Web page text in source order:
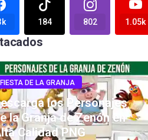
184 802 1.05k
FIESTA DE LA GRANJA
los Personajes
la Granja de Zenón en
Calidad PNG